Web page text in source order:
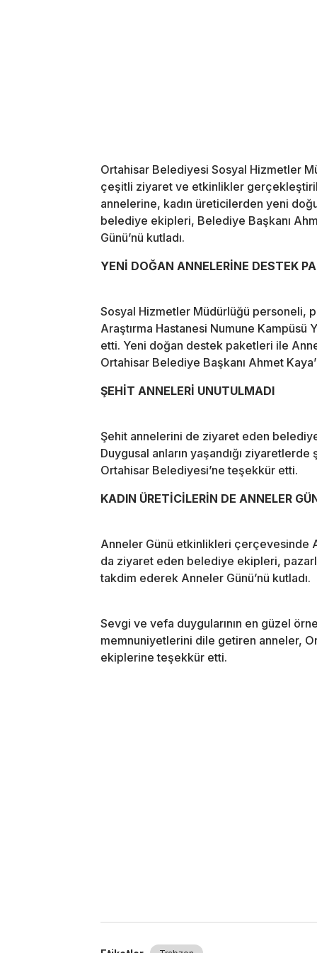
Ortahisar Belediyesi Sosyal Hizmetler
çeşitli ziyaret ve etkinlikler
annelerine, kadın üreticilerden yeni
belediye ekipleri, Belediye Başkanı
Günü’nü kutladı.
YENİ DOĞAN ANNELERİNE DESTEK
Sosyal Hizmetler Müdürlüğü personeli,
Araştırma Hastanesi Numune
etti. Yeni doğan destek paketleri ile
Ortahisar Belediye Başkanı Ahmet
ŞEHİT ANNELERİ UNUTULMADI
Şehit annelerini de ziyaret eden
Duygusal anların yaşandığı
Ortahisar Belediyesi’ne teşekkür etti.
KADIN ÜRETİCİLERİN DE ANNELER
Anneler Günü etkinlikleri çerçevesinde
da ziyaret eden belediye ekipleri,
takdim ederek Anneler Günü’nü kutladı.
Sevgi ve vefa duygularının en güzel
memnuniyetlerini dile getiren anneler,
ekiplerine teşekkür etti.